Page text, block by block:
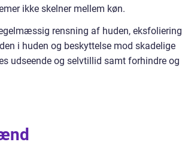
ikke skelner mellem køn.
rensning af huden, eksfoliering
i huden og beskyttelse mod skadelige
udseende og selvtillid samt forhindre og